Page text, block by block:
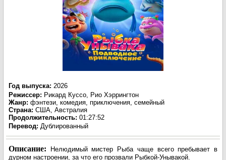
Год выпуска: 2026
Режиссер: Рикард Куссо, Рио Хэррингтон
Жанр: фэнтези, комедия, приключения, семейный
Страна: США, Австралия
Продолжительность: 01:27:52
Перевод: Дублированный
Описание: Нелюдимый мистер Рыба чаще всего пребывает в
дурном настроении, за что его прозвали Рыбкой-Унывакой.